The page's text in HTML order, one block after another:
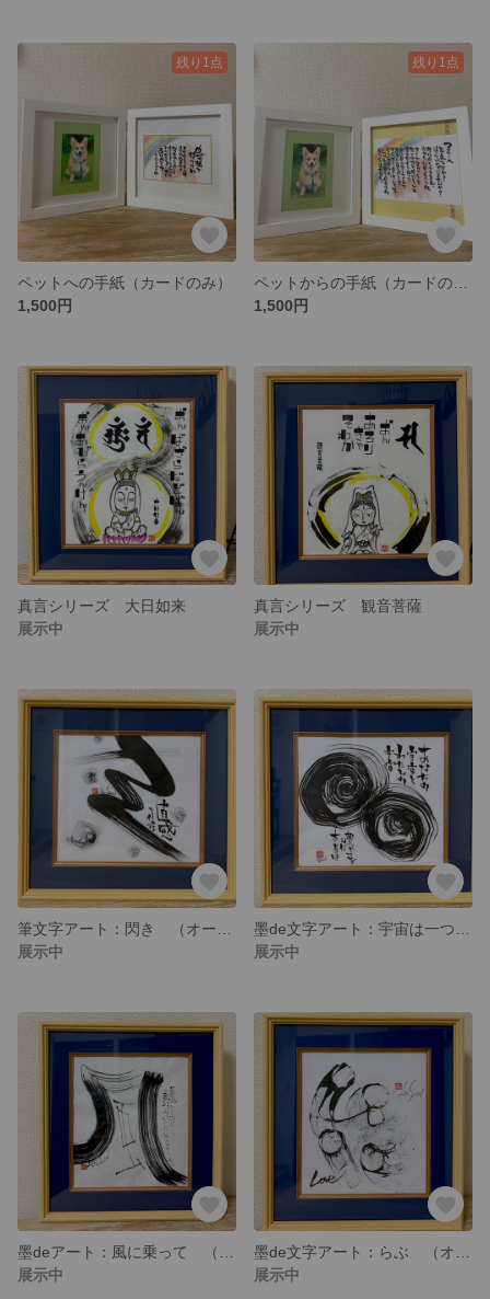
残り1点
ペットへの手紙（カードのみ）
1,500円
残り1点
1,500円
真言シリーズ 大日如来
展示中
真言シリーズ 観音菩薩
展示中
展示中
展示中
展示中
展示中